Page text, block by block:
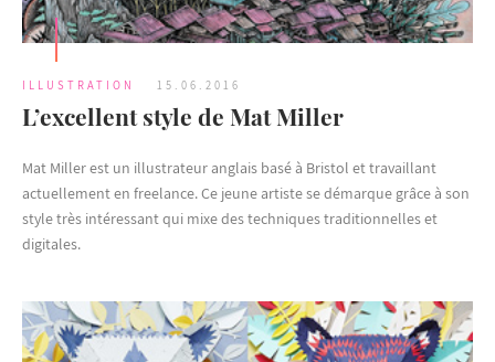
ILLUSTRATION 15.06.2016
L’excellent style de Mat Miller
Mat Miller est un illustrateur anglais basé à Bristol et travaillant
actuellement en freelance. Ce jeune artiste se démarque grâce à son
style très intéressant qui mixe des techniques traditionnelles et
digitales.